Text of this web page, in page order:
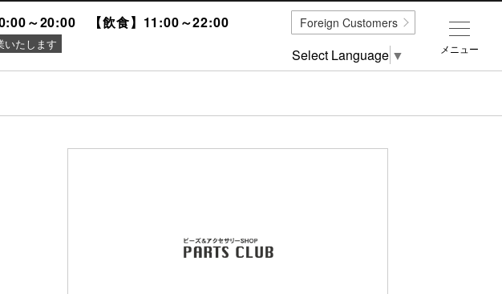
～20:00 【飲食】11:00～22:00
いたします メニュー
Foreign Customers
Select Language ▼